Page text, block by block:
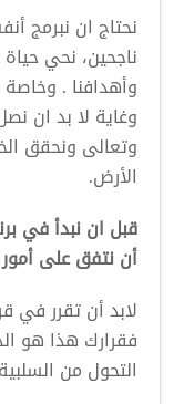
نحتاج ان نبرمج
ناجحين، نحي
وأهدافنا .
وغاية لا بد ان
وتعالى ونحقق
الأرض.
قبل ان نبدأ في
أن نتفق على
لابد أن تقرر في
فقرارك هذا هو
التحول من